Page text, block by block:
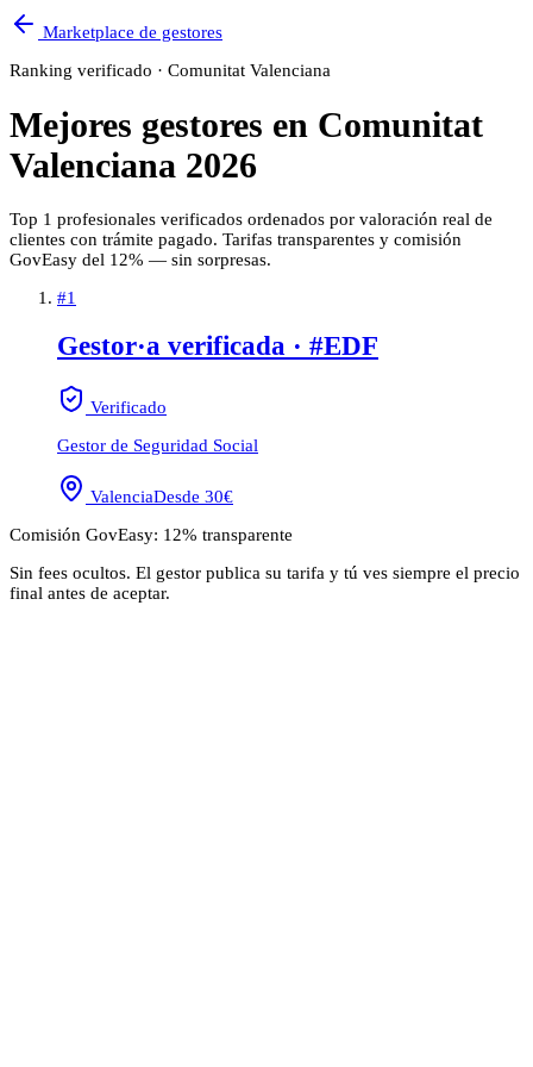
Marketplace de gestores
Ranking verificado · Comunitat Valenciana
Mejores gestores en Comunitat
Valenciana 2026
Top 1 profesionales verificados ordenados por valoración real de
clientes con trámite pagado. Tarifas transparentes y comisión
GovEasy del 12% — sin sorpresas.
#1
Gestor·a verificada · #EDF
Verificado
Gestor de Seguridad Social
ValenciaDesde 30€
Comisión GovEasy: 12% transparente
Sin fees ocultos. El gestor publica su tarifa y tú ves siempre el precio
final antes de aceptar.